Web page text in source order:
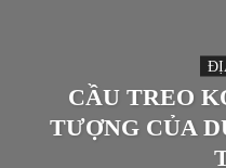
CẦU TREO
TƯỢNG CỦA